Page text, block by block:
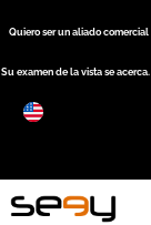
Quiero ser un aliado comercial
Su examen de la vista se acerca.